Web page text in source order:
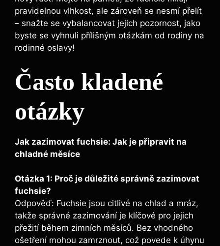
pravidelnou vlhkost, ale zároveň se nesmí přelít
– snažte se vybalancovat jejich pozornost, jako
byste se vyhnuli přílišným otázkám od rodiny na
rodinné oslavy!
Často kladené
otázky
Jak zazimovat fuchsie: Jak je připravit na
chladné měsíce
Otázka 1: Proč je důležité správně zazimovat
fuchsie?
Odpověď: Fuchsie jsou citlivé na chlad a mráz,
takže správné zazimování je klíčové pro jejich
přežití během zimních měsíců. Bez vhodného
ošetření mohou zamrznout, což povede k úhynu